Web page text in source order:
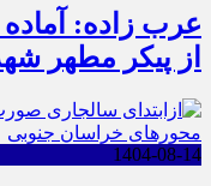
عرب زاده: آماده
از پیکر مطهر
1404-08-14